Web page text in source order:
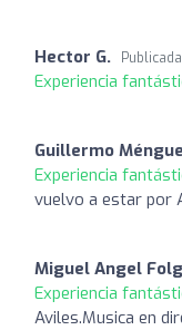
Hector G.
Experiencia
Guillermo
Experiencia
vuelvo a estar por
Miguel Angel
Experiencia
Aviles.Musica en